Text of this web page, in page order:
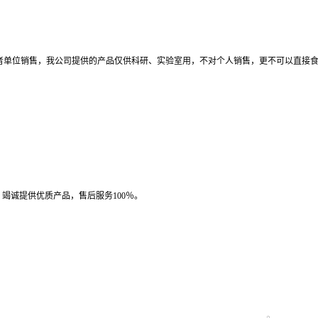
位销售，我公司提供的产品仅供科研、实验室用，不对个人销售，更不可以直接
诚提供优质产品，售后服务100％。